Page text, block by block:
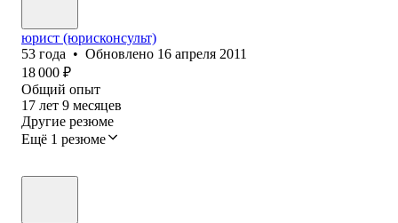
юрист (юрисконсульт)
53 года • Обновлено 16 апреля 2011
18 000 ₽
Общий опыт
17 лет 9 месяцев
Другие резюме
Ещё 1 резюме